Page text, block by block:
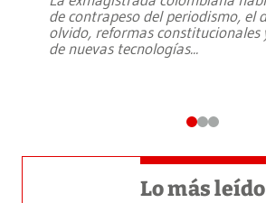
de contrapeso del periodismo, el
olvido, reformas constitucionales
de nuevas tecnologías...
Lo más leído